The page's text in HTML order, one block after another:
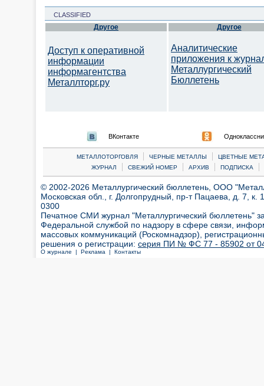
CLASSIFIED
Другое
Доступ к оперативной
информации
информагентства
Металлторг.ру
Другое
Аналитические
приложения к
Металлургический
Бюллетень
ВКонтакте
МЕТАЛЛОТОРГОВЛЯ | ЧЕРНЫЕ МЕТАЛЛЫ |
ЦВЕТНЫЕ
ЖУРНАЛ
| СВЕЖИЙ НОМЕР | АРХИВ | ПОДПИСКА |
© 2002-2026 Металлургический бюллетень, ООО
Московская обл., г. Долгопрудный, пр-т Пацаева, д. 7,
0300
Печатное СМИ журнал "Металлургический бюллетень"
Федеральной службой по надзору в сфере связи,
массовых коммуникаций (Роскомнадзор),
решения о регистрации: серия ПИ № ФС 77 - 85902 от 04
О журнале | Реклама | Контакты